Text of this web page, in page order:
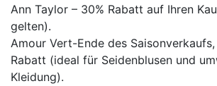
Ann Taylor – 30% Rabatt auf Ihren
gelten).
Amour Vert-Ende des
Rabatt (ideal für Seidenblusen und
Kleidung).